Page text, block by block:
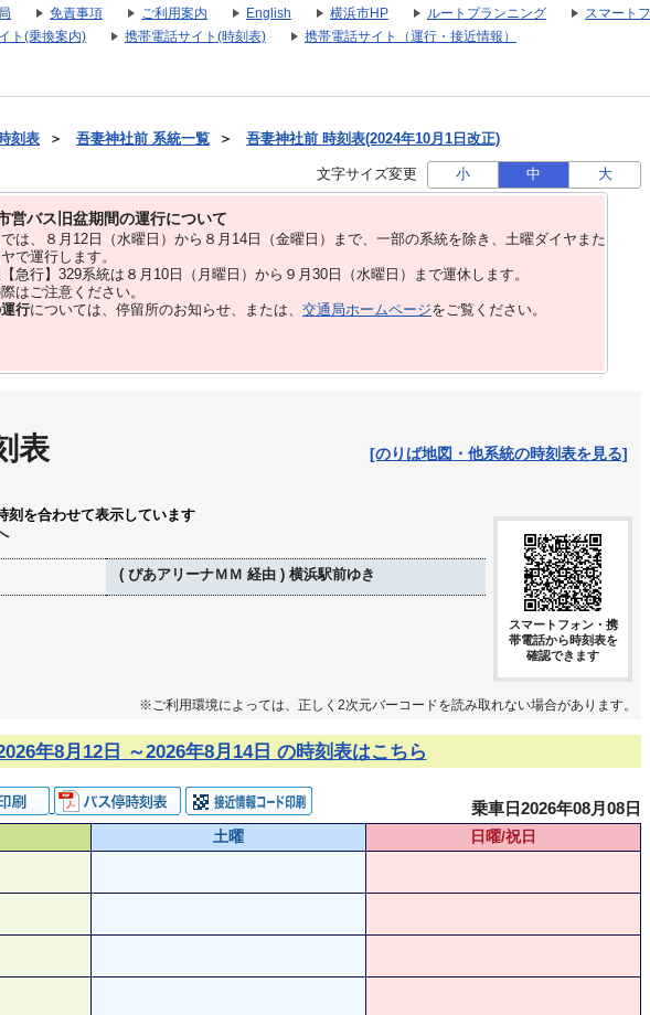
免責事項 ご利用案内 English 横浜市HP ルートプランニング
スマート
ト(乗換案内)
携帯電話サイト(時刻表) 携帯電話サイト（運行・接近情報）
刻表 ＞ 吾妻神社前 系統一覧 ＞ 吾妻神社前 時刻表(2024年10月1日改正)
文字サイズ変更 小 中 大
営バス旧盆期間の運行について
は、８⽉12⽇（水曜日）から８⽉14⽇（金曜日）まで、⼀部の系統を除き、⼟曜ダイヤまた
で運⾏します。
行】329系統は８月10日（月曜日）から９月30日（水曜日）まで運休します。
はご注意ください。
行については、停留所のお知らせ、または、 交通局ホームページをご覧ください。
表 [のりば地図・他系統の時刻表を見る]
を合わせて表示しています
( ぴあアリーナＭＭ 経由 ) 横浜駅前ゆき
スマートフォン・携
帯電話から時刻表を
確認できます
※ご利用環境によっては、正しく2次元バーコードを読み取れない場合があります。
年8月12日 ～2026年8月14日 の時刻表はこちら
乗車日2026年08月08日
土曜
日曜/祝日